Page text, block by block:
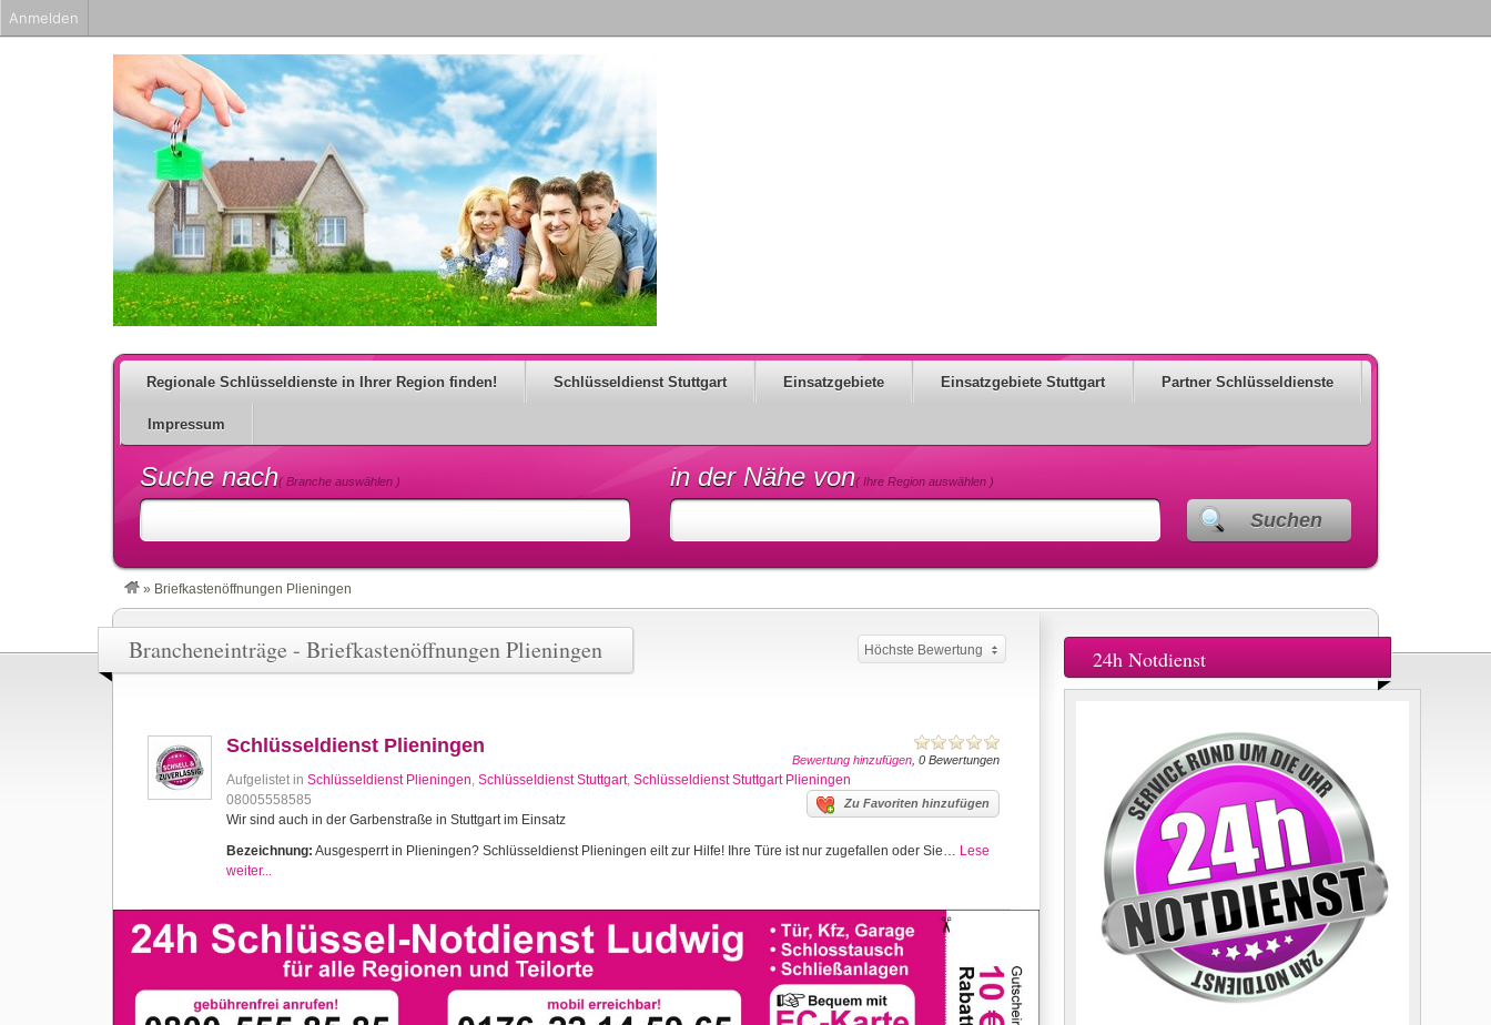
Regionale Schlüsseldienste in Ihrer Region finden! Schlüsseldienst Stuttgart Einsatzgebiete Einsatzgebiete Stuttgart Partner Schlüsseldienste
Impressum
Suche nach( Branche auswählen ) in der Nähe von( Ihre Region auswählen )
Suchen
» Briefkastenöffnungen Plieningen
Brancheneinträge - Briefkastenöffnungen Plieningen Höchste Bewertung
Bewertung hinzufügen , 0 Bewertungen
Schlüsseldienst Plieningen
Aufgelistet in Schlüsseldienst Plieningen, Schlüsseldienst Stuttgart, Schlüsseldienst Stuttgart Plieningen
Zu Favoriten hinzufügen
08005558585
Wir sind auch in der Garbenstraße in Stuttgart im Einsatz
Bezeichnung: Ausgesperrt in Plieningen? Schlüsseldienst Plieningen eilt zur Hilfe! Ihre Türe ist nur zugefallen oder Sie… Lese
weiter...
24h Notdienst
Anmelden